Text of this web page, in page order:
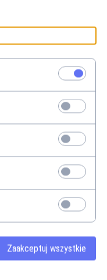
Zaakceptuj wszystkie